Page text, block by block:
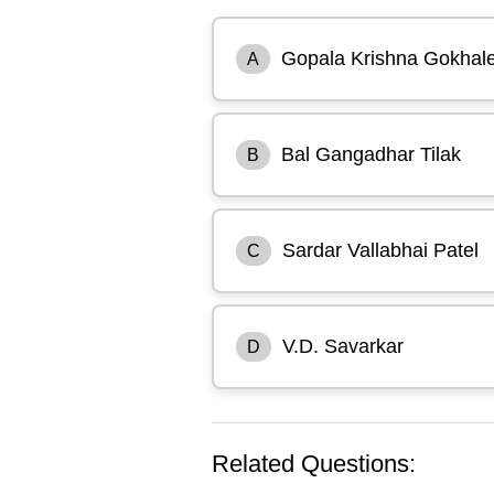
A Gopala Krishna
B Bal Gangadhar Tilak
C Sardar Vallabhai Patel
D V.D. Savarkar
Related Questions: